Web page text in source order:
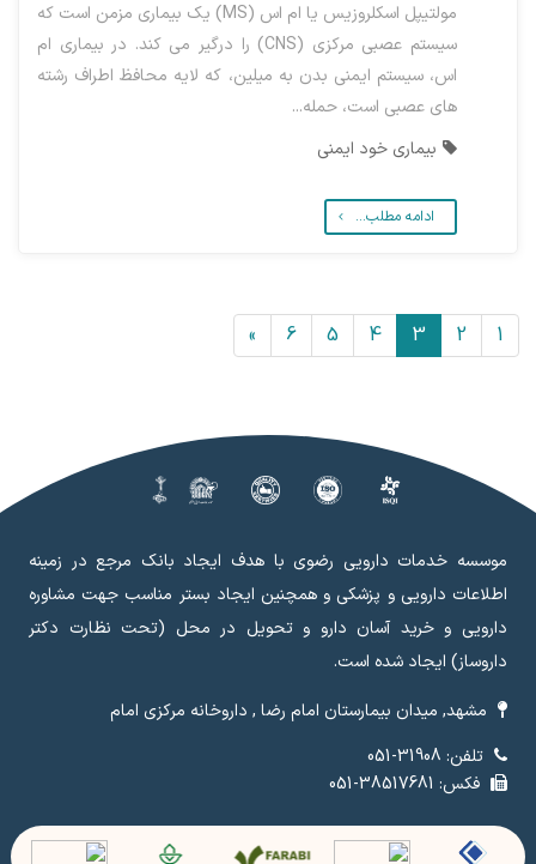
مولتیپل اسکلروزیس یا ام اس (MS) یک بیماری مزمن است که
سیستم عصبی مرکزی (CNS) را درگیر می کند. در بیماری ام
اس، سیستم ایمنی بدن به میلین، که لایه محافظ اطراف رشته
های عصبی است، حمله...
بیماری خود ایمنی
ادامه مطلب...
1
2
3
4
5
6
»
موسسه خدمات دارویی رضوی با هدف ایجاد بانک مرجع در زمینه
اطلاعات دارویی و پزشکی و همچنین ایجاد بستر مناسب جهت مشاوره
دارویی و خرید آسان دارو و تحویل در محل (تحت نظارت دکتر
داروساز) ایجاد شده است.
مشهد, میدان بیمارستان امام رضا , داروخانه مرکزی امام
تلفن: 31908-051
فکس: 38517681-051